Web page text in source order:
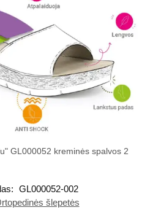
GL000052 kreminės spalvos 2
GL000052-002
šlepetės